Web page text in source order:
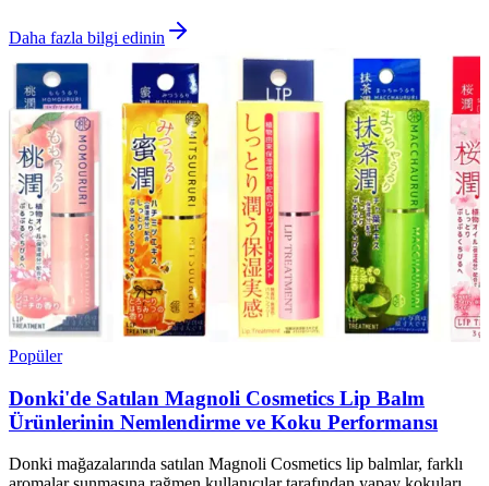
Daha fazla bilgi edinin
Popüler
Donki'de Satılan Magnoli Cosmetics Lip Balm
Ürünlerinin Nemlendirme ve Koku Performansı
Donki mağazalarında satılan Magnoli Cosmetics lip balmlar, farklı